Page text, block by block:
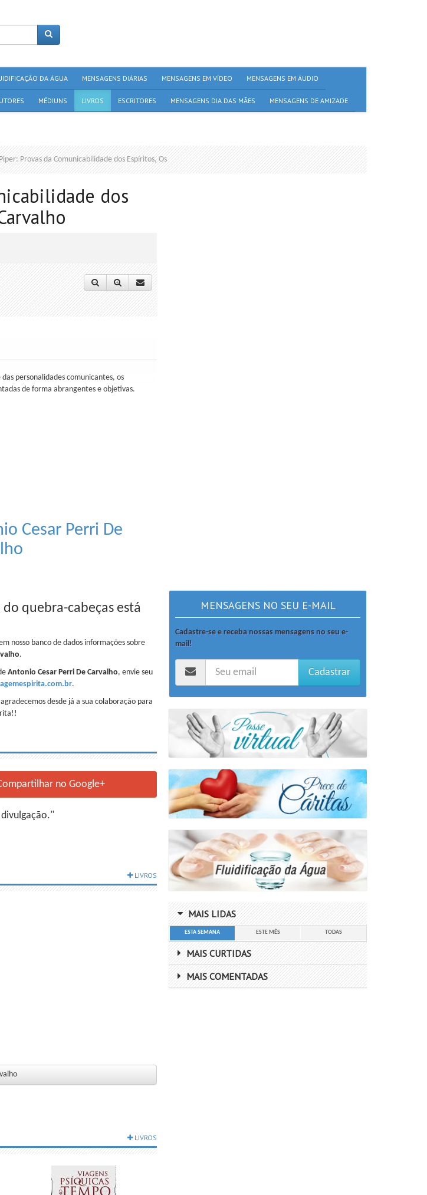
DA ÁGUA MENSAGENS DIÁRIAS MENSAGENS EM VÍDEO MENSAGENS EM ÁUDIO
MÉDIUNS LIVROS ESCRITORES MENSAGENS DIA DAS MÃES MENSAGENS DE AMIZADE
Provas da Comunicabilidade dos Espíritos, Os
dos
personalidades comunicantes, os
de forma abrangentes e objetivas.
Cesar Perri De
do quebra-cabeças está
nosso banco de dados informações sobre
.
Antonio Cesar Perri De Carvalho, envie seu
.
desde já a sua colaboração para
no Google+
LIVROS
LIVROS
MENSAGENS NO SEU E-MAIL
Cadastre-se e receba nossas mensagens no seu e-
mail!
Cadastrar
MAIS LIDAS
ESTA SEMANA ESTE MÊS TODAS
MAIS CURTIDAS
MAIS COMENTADAS